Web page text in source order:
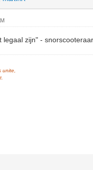
legaal zijn" -
unite,